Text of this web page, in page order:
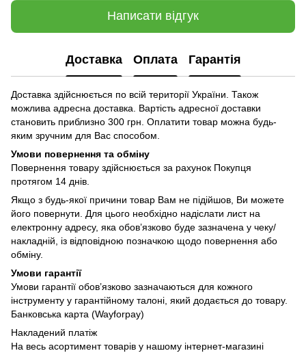
Написати відгук
Доставка Оплата Гарантія
Доставка здійснюється по всій території України. Також
можлива адресна доставка. Вартість адресної доставки
становить приблизно 300 грн. Оплатити товар можна будь-
яким зручним для Вас способом.
Умови повернення та обміну
Повернення товару здійснюється за рахунок Покупця
протягом 14 днів.
Якщо з будь-якої причини товар Вам не підійшов, Ви можете
його повернути. Для цього необхідно надіслати лист на
електронну адресу, яка обов’язково буде зазначена у чеку/
накладній, із відповідною позначкою щодо повернення або
обміну.
Умови гарантії
Умови гарантії обов’язково зазначаються для кожного
інструменту у гарантійному талоні, який додається до товару.
Банковська карта (Wayforpay)
Накладений платіж
На весь асортимент товарів у нашому інтернет-магазині